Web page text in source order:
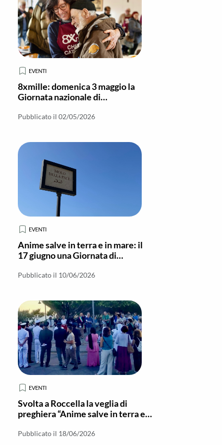
EVENTI
8xmille: domenica 3 maggio la
Giornata nazionale di
Pubblicato il 02/05/2026
EVENTI
Anime salve in terra e in mare: il
17 giugno una Giornata di
interreligiosa
Pubblicato il 10/06/2026
EVENTI
Svolta a Roccella la veglia di
preghiera “Anime salve in terra ed
Pubblicato il 18/06/2026